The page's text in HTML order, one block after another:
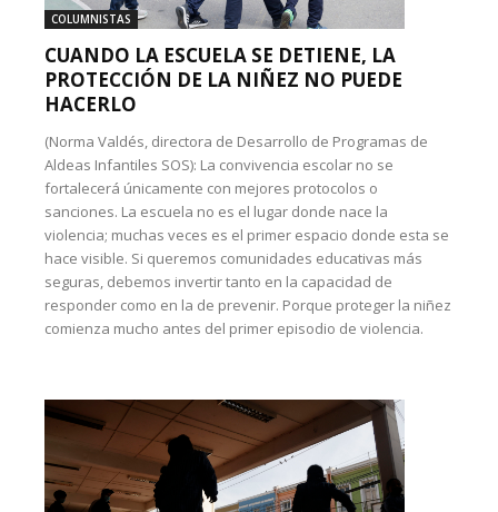
COLUMNISTAS
CUANDO LA ESCUELA SE DETIENE, LA
PROTECCIÓN DE LA NIÑEZ NO PUEDE
HACERLO
(Norma Valdés, directora de Desarrollo de Programas de
Aldeas Infantiles SOS): La convivencia escolar no se
fortalecerá únicamente con mejores protocolos o
sanciones. La escuela no es el lugar donde nace la
violencia; muchas veces es el primer espacio donde esta se
hace visible. Si queremos comunidades educativas más
seguras, debemos invertir tanto en la capacidad de
responder como en la de prevenir. Porque proteger la niñez
comienza mucho antes del primer episodio de violencia.